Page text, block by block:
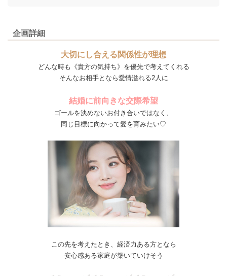
企画詳細
大切にし合える関係性が理想
どんな時も《貴方の気持ち》を優先で考えてくれる
そんなお相手となら愛情溢れる2人に
結婚に前向きな交際希望
ゴールを決めないお付き合いではなく、
同じ目標に向かって愛を育みたい♡
この先を考えたとき、経済力ある方となら
安心感ある家庭が築いていけそう